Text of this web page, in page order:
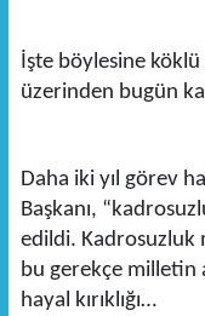
İşte böylesine
üzerinden bugün
Daha iki yıl görev
Başkanı,
edildi. Kadrosuzluk
bu gerekçe milletin
hayal kırıklığı…